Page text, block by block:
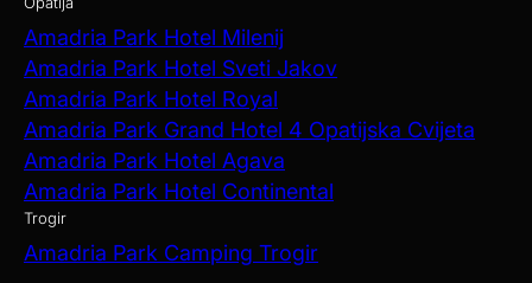
Amadria Park Hotel Milenij
Amadria Park Hotel Sveti Jakov
Amadria Park Hotel Royal
Amadria Park Grand Hotel 4 Opatijska Cvijeta
Amadria Park Hotel Agava
Amadria Park Hotel Continental
Trogir
Amadria Park Camping Trogir